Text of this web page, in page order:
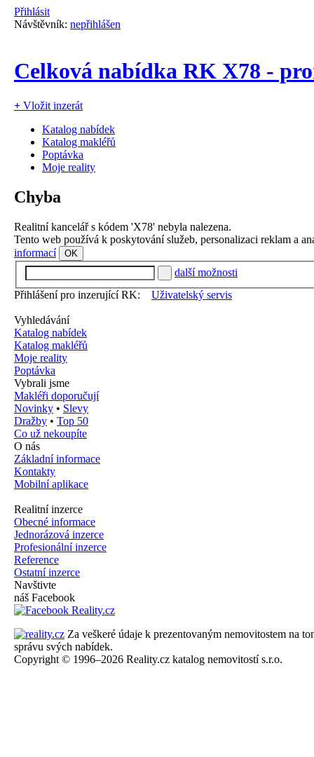
Přihlásit
Návštěvník: nepřihlášen
Celková nabídka RK X78 -
+ Vložit inzerát
Katalog nabídek
Katalog makléřů
Poptávka
Moje reality
Chyba
Realitní kancelář s kódem 'X78' nebyla nalezena.
Tento web používá k poskytování služeb, personalizaci reklam a
informací
OK
další možnosti
Přihlášení pro inzerující RK:
Uživatelský servis
Vyhledávání
Katalog nabídek
Katalog makléřů
Moje reality
Poptávka
Vybrali jsme
Makléři doporučují
Novinky • Slevy
Dražby • Top 50
Co už nekoupíte
O nás
Základní informace
Kontakty
Mobilní aplikace
Realitní inzerce
Obecné informace
Jednorázová inzerce
Profesionální inzerce
Reference
Ostatní inzerce
Navštivte
náš Facebook
Za veškeré údaje k prezentovaným nemovitostem na
správu svých nabídek.
Copyright © 1996–2026 Reality.cz katalog nemovitostí s.r.o.